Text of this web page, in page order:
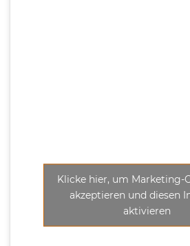
Klicke hier, um Marketing-
akzeptieren und diesen
aktivieren